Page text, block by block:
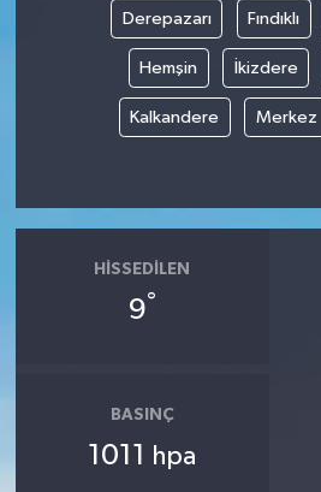
Derepazarı Fındıklı
Hemşin İkizdere
Kalkandere Merkez
HISSEDILEN
9°
BASINÇ
1011 hpa